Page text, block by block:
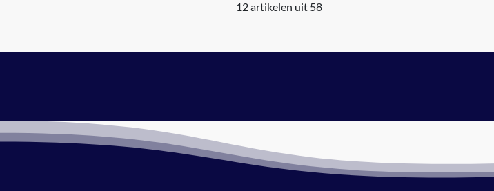
12 artikelen uit 58